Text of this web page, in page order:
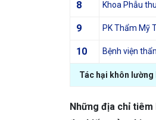
8 Khoa Phẫu
9 PK Thẩm Mỹ
10 Bệnh viện
Tác hại khôn
Những địa chỉ